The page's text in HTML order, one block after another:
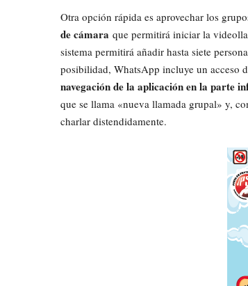
Otra opción rápida es aprovechar los
de cámara que permitirá iniciar la
sistema permitirá añadir hasta siete
posibilidad, WhatsApp incluye un acceso
navegación de la aplicación en la parte
que se llama «nueva llamada grupal» y,
charlar distendidamente.